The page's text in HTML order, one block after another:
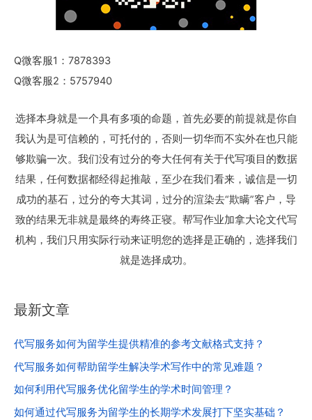
Q微客服1：7878393
Q微客服2：5757940
选择本身就是一个具有多项的命题，首先必要的前提就是你自
我认为是可信赖的，可托付的，否则一切华而不实外在也只能
够欺骗一次。我们没有过分的夸大任何有关于代写项目的数据
结果，任何数据都经得起推敲，至少在我们看来，诚信是一切
成功的基石，过分的夸大其词，过分的渲染去“欺瞒”客户，导
致的结果无非就是最终的寿终正寝。帮写作业加拿大论文代写
机构，我们只用实际行动来证明您的选择是正确的，选择我们
就是选择成功。
最新文章
代写服务如何为留学生提供精准的参考文献格式支持？
代写服务如何帮助留学生解决学术写作中的常见难题？
如何利用代写服务优化留学生的学术时间管理？
如何通过代写服务为留学生的长期学术发展打下坚实基础？